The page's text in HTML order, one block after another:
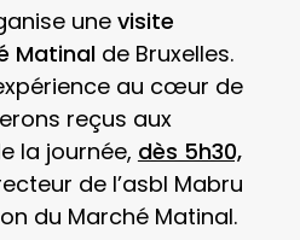
une visite
Matinalde Bruxelles.
au cœur de
reçus aux
la journée, dès 5h30,
de l’asbl Mabru
du Marché Matinal.